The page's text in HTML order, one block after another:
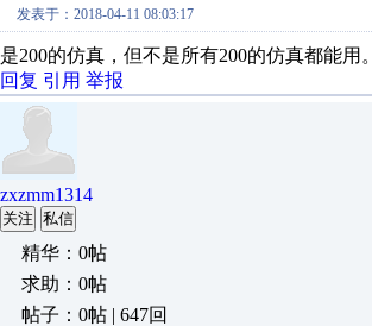
发表于：2018-04-11 08:03:17
是200的仿真，但不是所有200的仿真都能用。
回复 引用 举报
zxzmm1314
关注 私信
精华：0帖
求助：0帖
帖子：0帖 | 647回